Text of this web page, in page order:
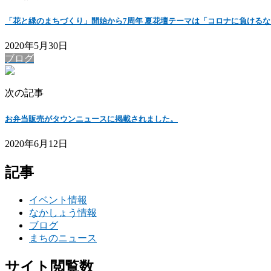
「花と緑のまちづくり」開始から7周年 夏花壇テーマは「コロナに負けるな
2020年5月30日
ブログ
次の記事
お弁当販売がタウンニュースに掲載されました。
2020年6月12日
記事
イベント情報
なかしょう情報
ブログ
まちのニュース
サイト閲覧数